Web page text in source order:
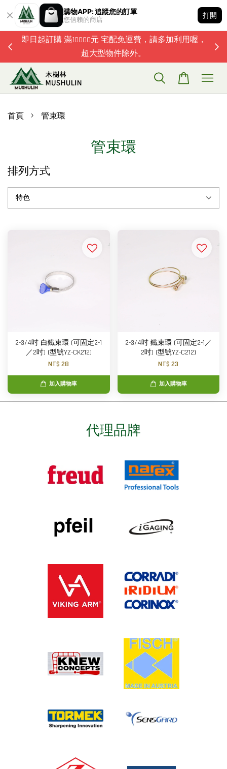
購物APP: 追蹤您的訂單
您信賴的商店
打開
即日起訂購 滿10000元 宅配免運費，請多加利用喔，
超大型物件除外。
首頁 › 管束環
管束環
排列方式
2-3/4吋 白鐵束環 (可固定2-1
／2吋) (型號YZ-CK212)
NT$ 28
加入購物車
2-3/4吋 鐵束環 (可固定2-1／
2吋) (型號YZ-C212)
NT$ 23
加入購物車
代理品牌